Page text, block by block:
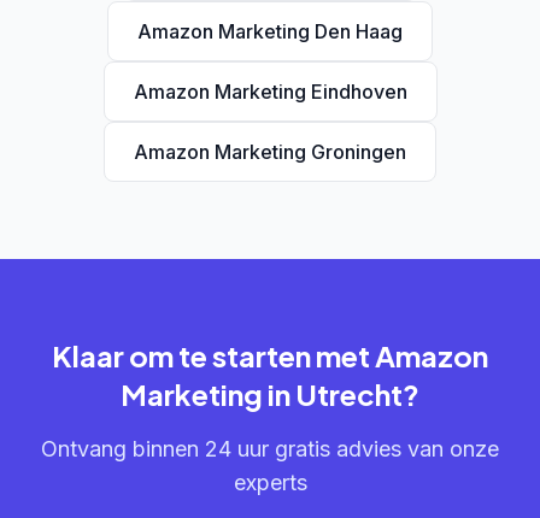
Amazon Marketing Den Haag
Amazon Marketing Eindhoven
Amazon Marketing Groningen
Klaar om te starten met Amazon
Marketing in Utrecht?
Ontvang binnen 24 uur gratis advies van onze
experts